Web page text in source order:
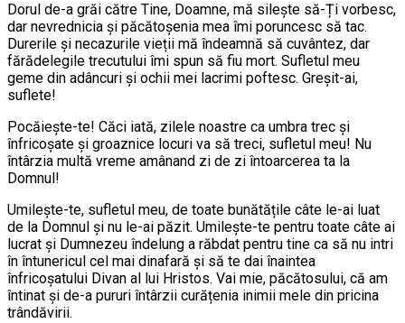
Dorul de-a grăi către Tine, Doamne, mă silește să-Ți vorbesc,
dar nevrednicia și păcătoșenia mea îmi poruncesc să tac.
Durerile și necazurile vieții mă îndeamnă să cuvântez, dar
fărădelegile trecutului îmi spun să fiu mort. Sufletul meu
geme din adâncuri și ochii mei lacrimi poftesc. Greșit-ai,
suflete!
Pocăiește-te! Căci iată, zilele noastre ca umbra trec și
înfricoșate și groaznice locuri va să treci, sufletul meu! Nu
întârzia multă vreme amânand zi de zi întoarcerea ta la
Domnul!
Umilește-te, sufletul meu, de toate bunătățile câte le-ai luat
de la Domnul și nu le-ai păzit. Umilește-te pentru toate câte ai
lucrat și Dumnezeu îndelung a răbdat pentru tine ca să nu intri
în întunericul cel mai dinafară și să te dai înaintea
înfricoșatului Divan al lui Hristos. Vai mie, păcătosului, că am
întinat și de-a pururi întârzii curățenia inimii mele din pricina
trândăvirii.